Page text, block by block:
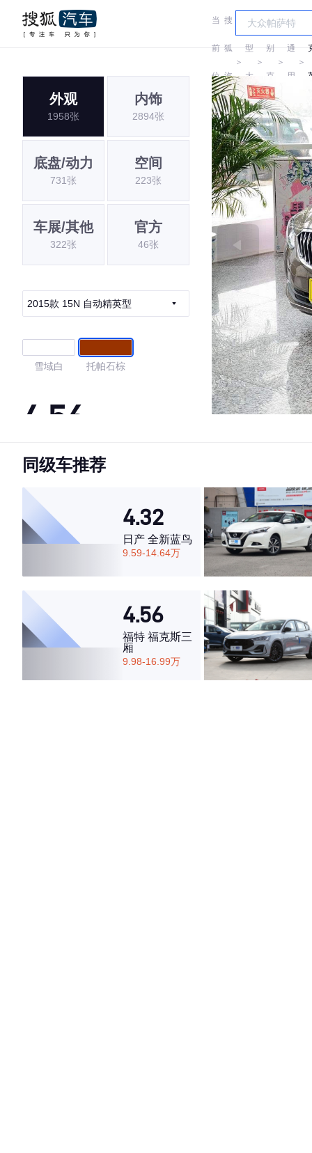
当
前
位
置:
搜
狐
汽
车
＞
车
型
大
全
＞
别
克
＞
汽
通
用
克
＞
外观
1958张
内饰
2894张
底盘/动力
731张
空间
223张
车展/其他
322张
官方
46张
2015款 15N 自动精英型
雪域白 托帕石棕
4.56
·外观表现较为优秀，优于54%同级车
·空间表现较为优秀，优于65%同级车
同级车推荐
4.32
日产 全新蓝鸟
9.59-14.64万
4.56
福特 福克斯三
厢
9.98-16.99万